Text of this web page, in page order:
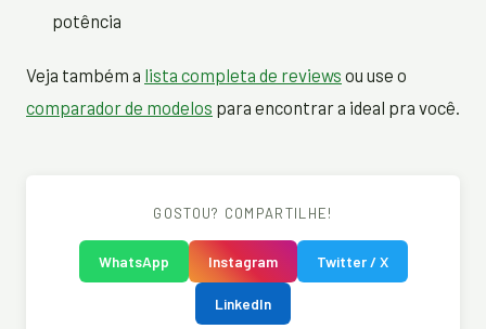
potência
Veja também a lista completa de reviews ou use o
comparador de modelos para encontrar a ideal pra você.
GOSTOU? COMPARTILHE!
WhatsApp Instagram Twitter / X
LinkedIn